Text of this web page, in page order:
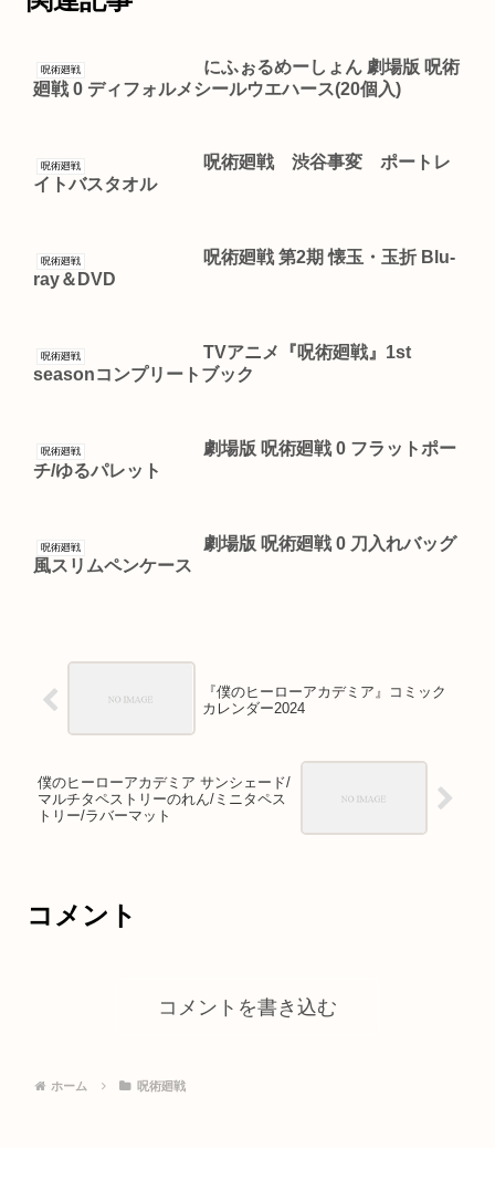
呪術廻戦
にふぉるめーしょん 劇場版 呪術
廻戦 0 ディフォルメシールウエハース(20個入)
呪術廻戦
呪術廻戦 渋谷事変 ポートレ
イトバスタオル
呪術廻戦
呪術廻戦 第2期 懐玉・玉折 Blu-
ray＆DVD
呪術廻戦
TVアニメ『呪術廻戦』1st
seasonコンプリートブック
呪術廻戦
劇場版 呪術廻戦 0 フラットポー
チ/ゆるパレット
呪術廻戦
劇場版 呪術廻戦 0 刀入れバッグ
風スリムペンケース
『僕のヒーローアカデミア』コミック
カレンダー2024
僕のヒーローアカデミア サンシェード/
マルチタペストリーのれん/ミニタペス
トリー/ラバーマット
コメント
コメントを書き込む
ホーム 呪術廻戦